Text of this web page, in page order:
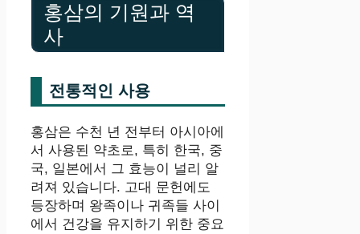
홍삼의 기원과 역
사
전통적인 사용
홍삼은 수천 년 전부터 아시아에
서 사용된 약초로, 특히 한국, 중
국, 일본에서 그 효능이 널리 알
려져 있습니다. 고대 문헌에도
등장하며 왕족이나 귀족들 사이
에서 건강을 유지하기 위한 중요